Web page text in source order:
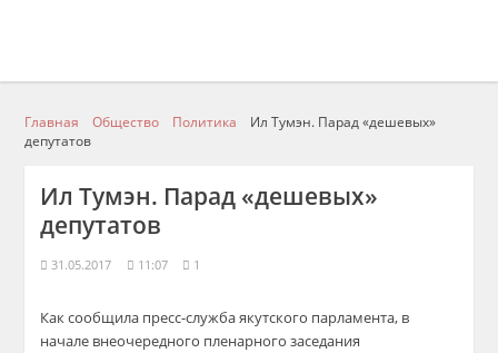
Главная Общество Политика
Ил Тумэн. Парад «дешевых»
депутатов
Ил Тумэн. Парад «дешевых»
депутатов
31.05.2017 11:07 1
Как сообщила пресс-служба якутского парламента, в
начале внеочередного пленарного заседания